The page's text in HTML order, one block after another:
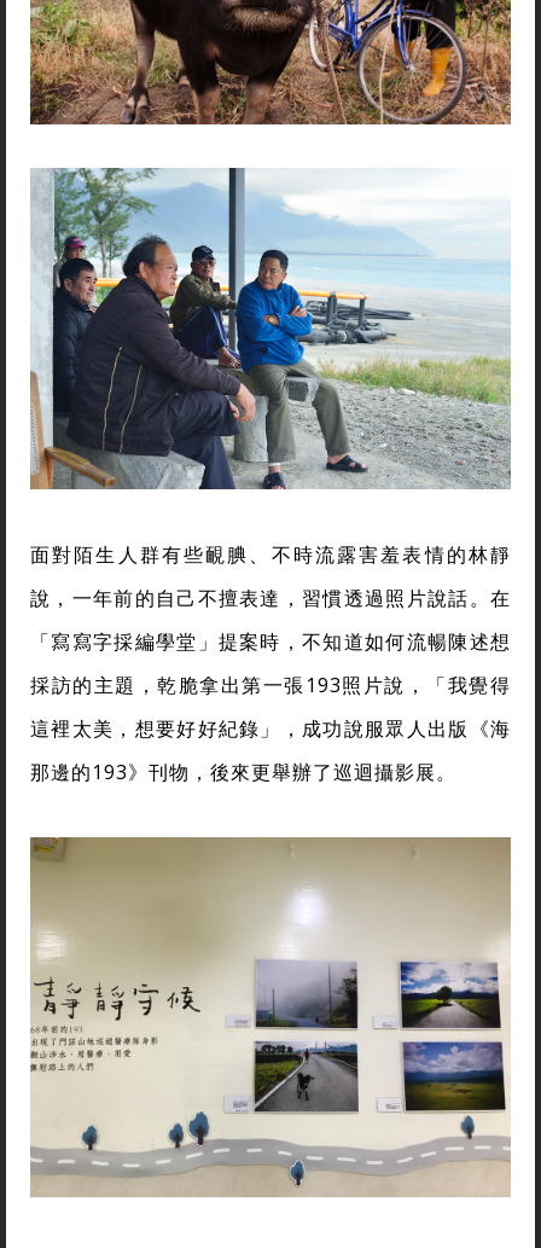
面對陌生人群有些靦腆、不時流露害羞表情的林靜
說，一年前的自己不擅表達，習慣透過照片說話。在
「寫寫字採編學堂」提案時，不知道如何流暢陳述想
採訪的主題，乾脆拿出第一張193照片說，「我覺得
這裡太美，想要好好紀錄」，成功說服眾人出版《海
那邊的193》刊物，後來更舉辦了巡迴攝影展。